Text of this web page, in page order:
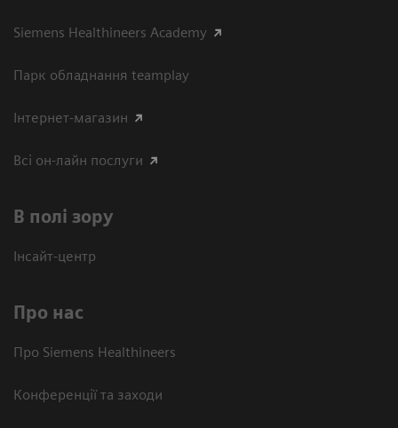
Siemens Healthineers Academy
Парк обладнання teamplay
Інтернет-магазин
Всі он-лайн послуги
В полі зору
Інсайт-центр
Про нас
Про Siemens Healthineers
Конференції та заходи